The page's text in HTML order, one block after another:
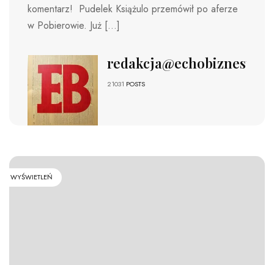
komentarz! Pudelek Książulo przemówił po aferze
w Pobierowie. Już […]
redakcja@echobiznesu.pl
21031 POSTS
WYŚWIETLEŃ